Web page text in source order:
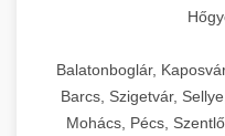
Balatonboglár,
Barcs, Szigetvár,
Mohács, Pécs,